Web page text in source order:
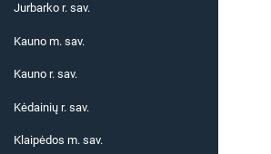
Jurbarko r. sav.
Kauno m. sav.
Kauno r. sav.
Kėdainių r. sav.
Klaipėdos m. sav.